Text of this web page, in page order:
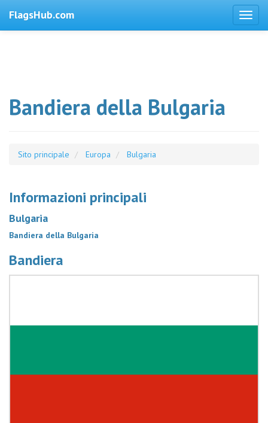
FlagsHub.com
Bandiera della Bulgaria
Sito principale Europa Bulgaria
Informazioni principali
Bulgaria
Bandiera della Bulgaria
Bandiera